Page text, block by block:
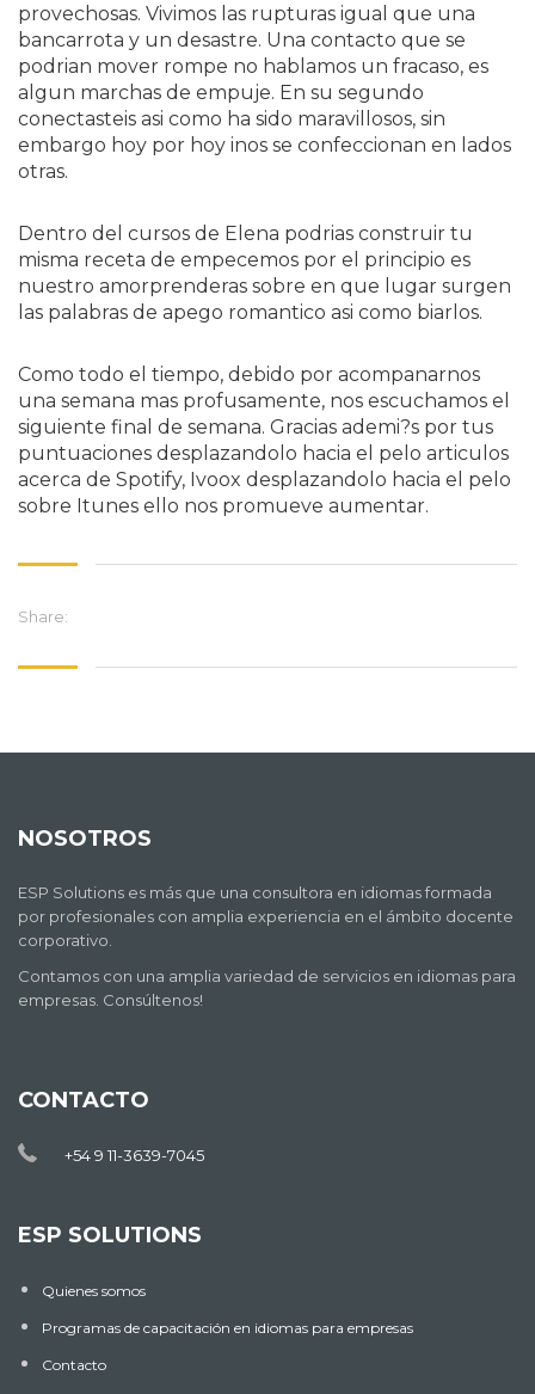
provechosas. Vivimos las rupturas igual que una
bancarrota y un desastre. Una contacto que se
podri­an mover rompe no hablamos un fracaso, es
algun marchas de empuje. En su segundo
conectasteis asi­ como ha sido maravillosos, sin
embargo hoy por hoy inos se confeccionan en lados
otras.
Dentro del cursos de Elena podrias construir tu
misma receta de empecemos por el principio es
nuestro amorprenderas sobre en que lugar surgen
las palabras de apego romantico asi­ como biarlos.
Como todo el tiempo, debido por acompanarnos
una semana mas profusamente, nos escuchamos el
siguiente final de semana. Gracias ademi?s por tus
puntuaciones desplazandolo hacia el pelo articulos
acerca de Spotify, Ivoox desplazandolo hacia el pelo
sobre Itunes ello nos promueve aumentar.
Share:
NOSOTROS
ESP Solutions es más que una consultora en idiomas formada
por profesionales con amplia experiencia en el ámbito docente
corporativo.
Contamos con una amplia variedad de servicios en idiomas para
empresas. Consúltenos!
CONTACTO
+54 9 11-3639-7045
ESP SOLUTIONS
Quienes somos
Programas de capacitación en idiomas para empresas
Contacto